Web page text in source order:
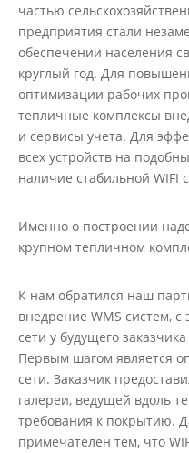
частью
предприятия стали
обеспечении населения
круглый год. Для
оптимизации рабочих
тепличные комплексы
и сервисы учета. Для
всех устройств на
наличие стабильной WIFI
Именно о построении
крупном тепличном
К нам обратился наш
внедрение WMS систем, с
сети у будущего
Первым шагом является
сети. Заказчик
галереи, ведущей вдоль
требования к покрытию.
примечателен тем, что